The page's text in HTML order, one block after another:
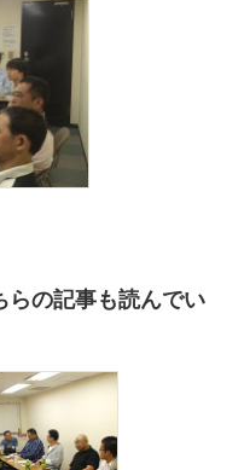
らの記事も読んでい